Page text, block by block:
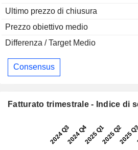
Ultimo prezzo di chiusura
Prezzo obiettivo medio
Differenza / Target Medio
Consensus
Fatturato trimestrale - Indice di